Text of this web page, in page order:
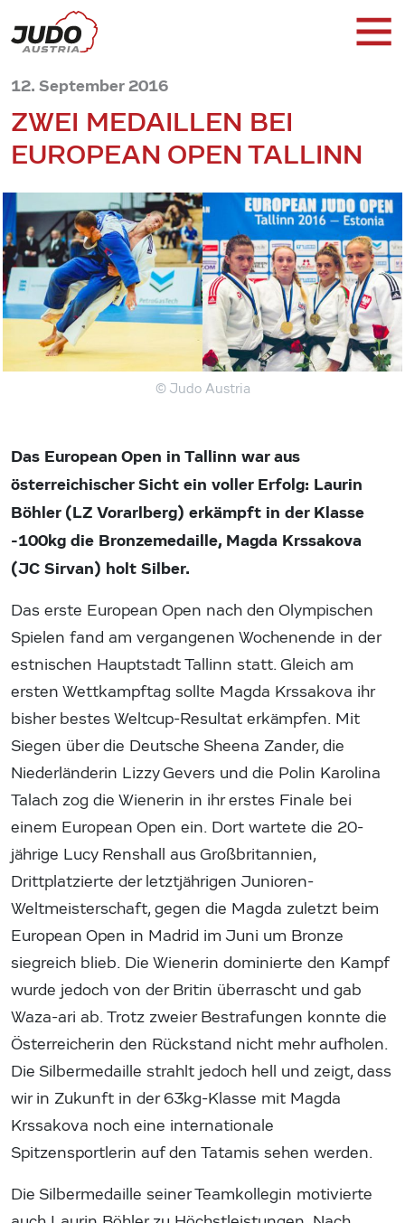
12. September 2016
ZWEI MEDAILLEN BEI
EUROPEAN OPEN TALLINN
© Judo Austria
Das European Open in Tallinn war aus
österreichischer Sicht ein voller Erfolg: Laurin
Böhler (LZ Vorarlberg) erkämpft in der Klasse
-100kg die Bronzemedaille, Magda Krssakova
(JC Sirvan) holt Silber.
Das erste European Open nach den Olympischen
Spielen fand am vergangenen Wochenende in der
estnischen Hauptstadt Tallinn statt. Gleich am
ersten Wettkampftag sollte Magda Krssakova ihr
bisher bestes Weltcup-Resultat erkämpfen. Mit
Siegen über die Deutsche Sheena Zander, die
Niederländerin Lizzy Gevers und die Polin Karolina
Talach zog die Wienerin in ihr erstes Finale bei
einem European Open ein. Dort wartete die 20-
jährige Lucy Renshall aus Großbritannien,
Drittplatzierte der letztjährigen Junioren-
Weltmeisterschaft, gegen die Magda zuletzt beim
European Open in Madrid im Juni um Bronze
siegreich blieb. Die Wienerin dominierte den Kampf
wurde jedoch von der Britin überrascht und gab
Waza-ari ab. Trotz zweier Bestrafungen konnte die
Österreicherin den Rückstand nicht mehr aufholen.
Die Silbermedaille strahlt jedoch hell und zeigt, dass
wir in Zukunft in der 63kg-Klasse mit Magda
Krssakova noch eine internationale
Spitzensportlerin auf den Tatamis sehen werden.
Die Silbermedaille seiner Teamkollegin motivierte